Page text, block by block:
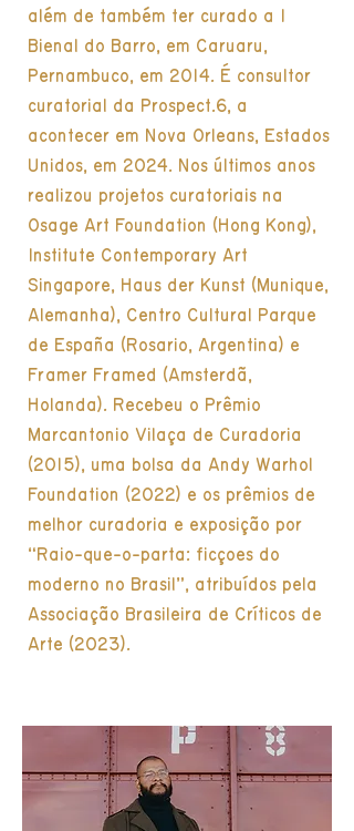
além de também ter curado a I
Bienal do Barro, em Caruaru,
Pernambuco, em 2014. É consultor
curatorial da Prospect.6, a
acontecer em Nova Orleans, Estados
Unidos, em 2024. Nos últimos anos
realizou projetos curatoriais na
Osage Art Foundation (Hong Kong),
Institute Contemporary Art
Singapore, Haus der Kunst (Munique,
Alemanha), Centro Cultural Parque
de España (Rosario, Argentina) e
Framer Framed (Amsterdã,
Holanda). Recebeu o Prêmio
Marcantonio Vilaça de Curadoria
(2015), uma bolsa da Andy Warhol
Foundation (2022) e os prêmios de
melhor curadoria e exposição por
“Raio-que-o-parta: ficções do
moderno no Brasil”, atribuídos pela
Associação Brasileira de Críticos de
Arte (2023).